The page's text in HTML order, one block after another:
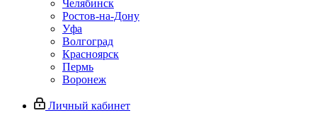
Челябинск
Ростов-на-Дону
Уфа
Волгоград
Красноярск
Пермь
Воронеж
Личный кабинет